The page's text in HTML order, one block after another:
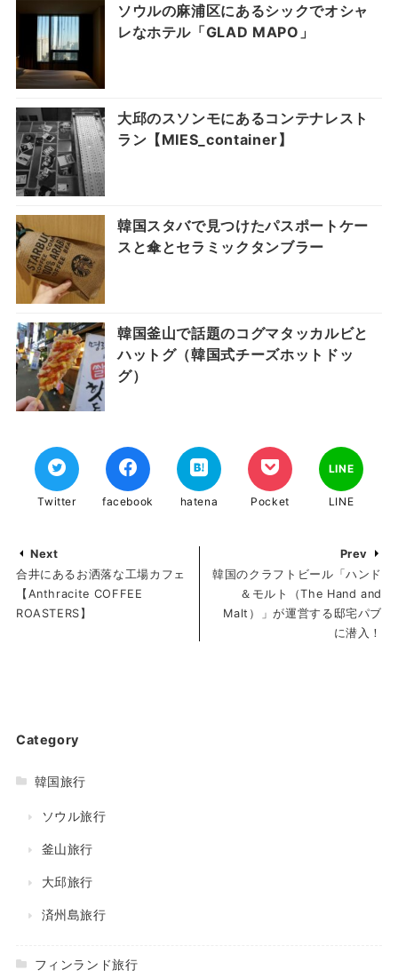
ソウルの麻浦区にあるシックでオシャ
レなホテル「GLAD MAPO」
大邱のスソンモにあるコンテナレスト
ラン【MIES_container】
韓国スタバで見つけたパスポートケー
スと傘とセラミックタンブラー
韓国釜山で話題のコグマタッカルビと
ハットグ（韓国式チーズホットドッ
グ）
Twitter facebook hatena Pocket
LINE
LINE
Next
合井にあるお洒落な工場カフェ
【Anthracite COFFEE
ROASTERS】
Prev
韓国のクラフトビール「ハンド
＆モルト（The Hand and
Malt）」が運営する邸宅パブ
に潜入！
Category
韓国旅行
ソウル旅行
釜山旅行
大邱旅行
済州島旅行
フィンランド旅行